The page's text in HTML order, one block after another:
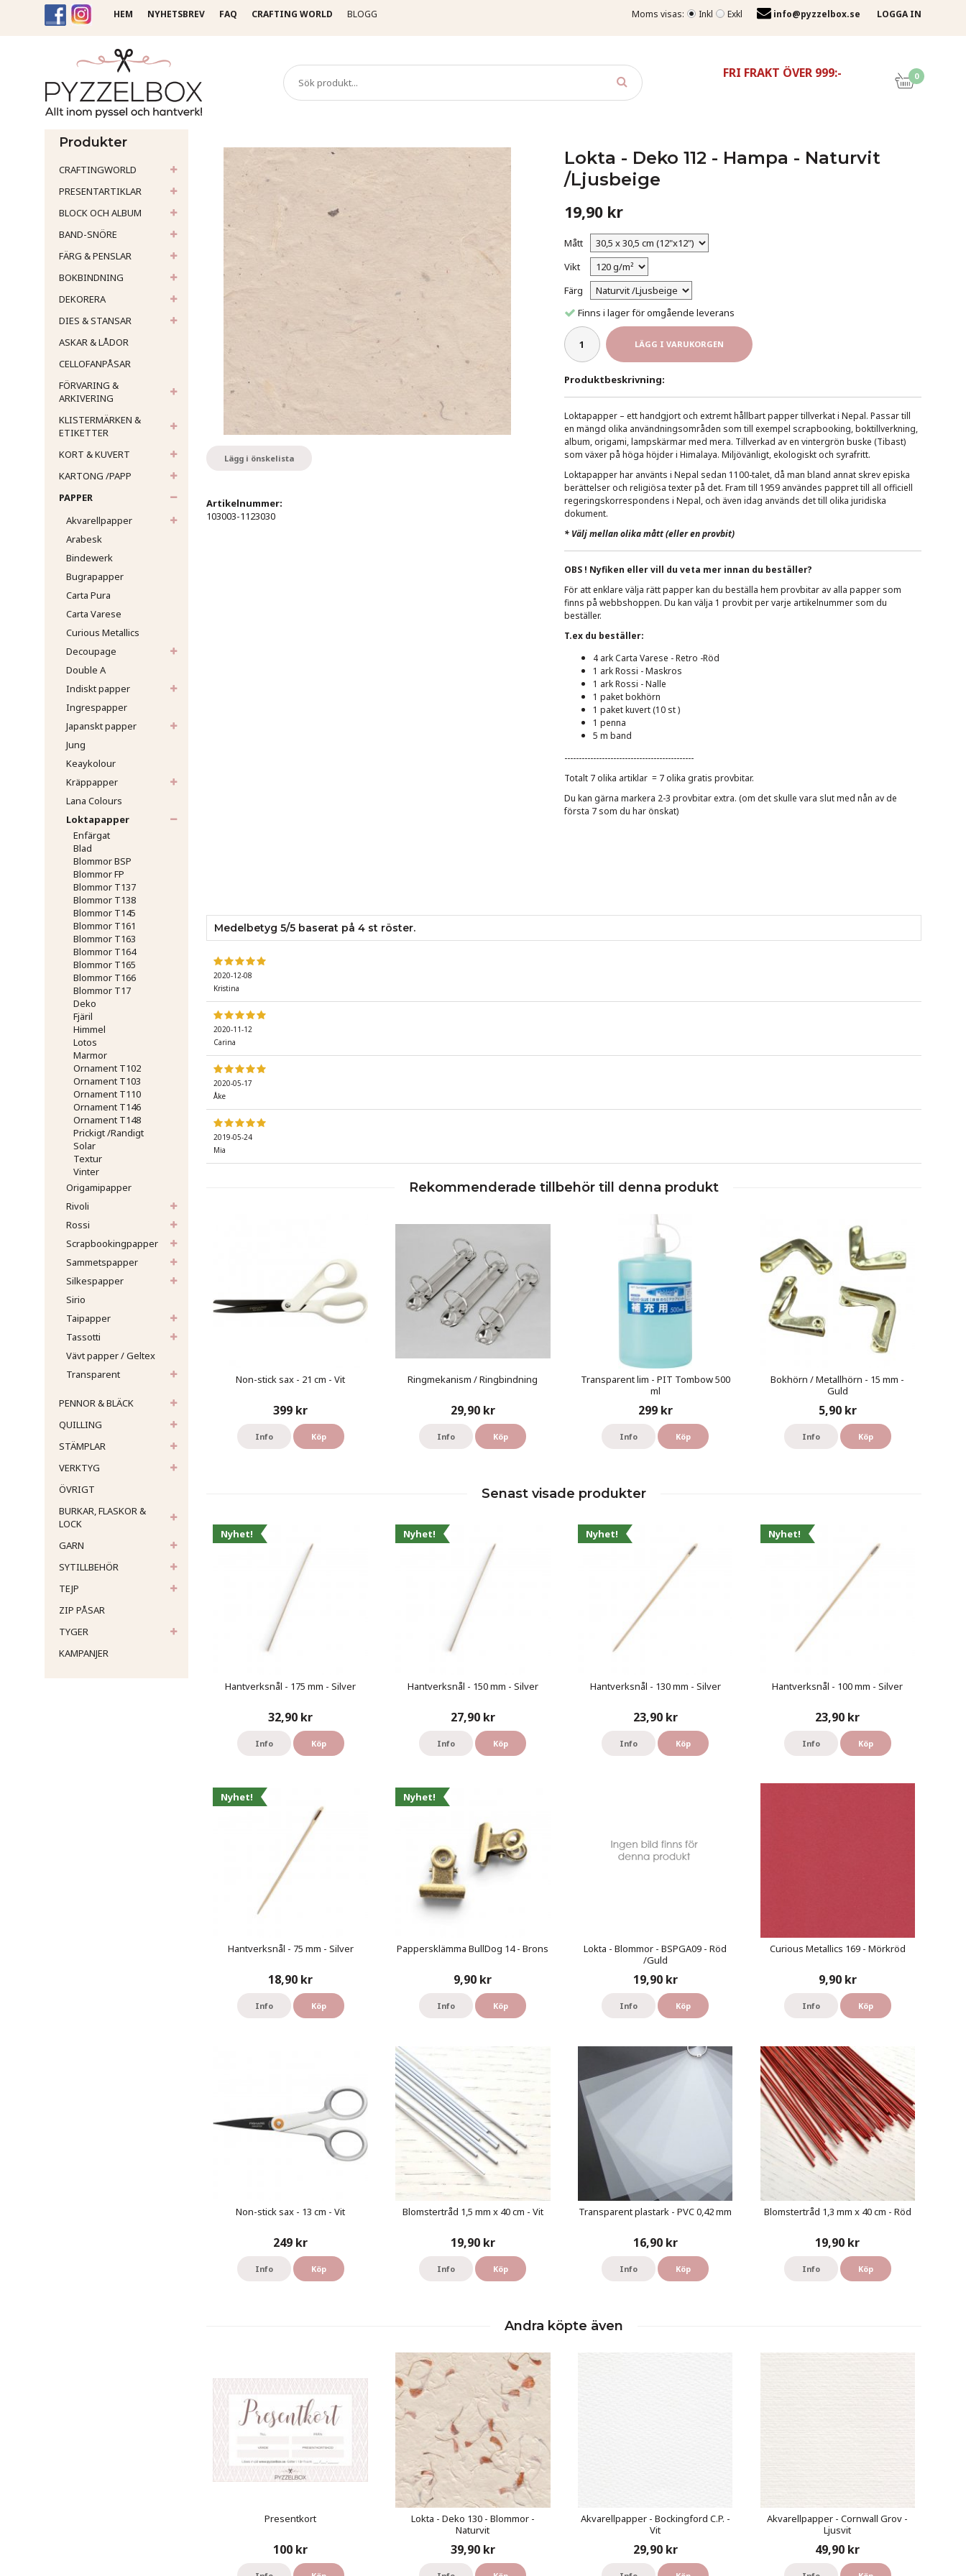
Moms visas: Inkl Exkl info@pyzzelbox.se LOGGA IN
HEM NYHETSBREV FAQ CRAFTING WORLD BLOGG
FRI FRAKT ÖVER 999:- 0
Produkter
CRAFTINGWORLD
PRESENTARTIKLAR
BLOCK OCH ALBUM
BAND-SNÖRE
FÄRG & PENSLAR
BOKBINDNING
DEKORERA
DIES & STANSAR
ASKAR & LÅDOR
CELLOFANPÅSAR
FÖRVARING &
ARKIVERING
KLISTERMÄRKEN &
ETIKETTER
KORT & KUVERT
KARTONG /PAPP
PAPPER
Akvarellpapper
Arabesk
Bindewerk
Bugrapapper
Carta Pura
Carta Varese
Curious Metallics
Decoupage
Double A
Indiskt papper
Ingrespapper
Japanskt papper
Jung
Keaykolour
Kräppapper
Lana Colours
Loktapapper
Enfärgat
Blad
Blommor BSP
Blommor FP
Blommor T137
Blommor T138
Blommor T145
Blommor T161
Blommor T163
Blommor T164
Blommor T165
Blommor T166
Blommor T17
Deko
Fjäril
Himmel
Lotos
Marmor
Ornament T102
Ornament T103
Ornament T110
Ornament T146
Ornament T148
Prickigt /Randigt
Solar
Textur
Vinter
Origamipapper
Rivoli
Rossi
Scrapbookingpapper
Sammetspapper
Silkespapper
Sirio
Taipapper
Tassotti
Vävt papper / Geltex
Transparent
PENNOR & BLÄCK
QUILLING
STÄMPLAR
VERKTYG
ÖVRIGT
BURKAR, FLASKOR &
LOCK
GARN
SYTILLBEHÖR
TEJP
ZIP PÅSAR
TYGER
KAMPANJER
Lokta - Deko 112 - Hampa - Naturvit
/Ljusbeige
19,90 kr
Mått
Vikt
Färg
Finns i lager för omgående leverans
LÄGG I VARUKORGEN
Produktbeskrivning:
Loktapapper – ett handgjort och extremt hållbart papper tillverkat i Nepal. Passar till
en mängd olika användningsområden som till exempel scrapbooking, boktillverkning,
album, origami, lampskärmar med mera. Tillverkad av en vintergrön buske (Tibast)
som växer på höga höjder i Himalaya. Miljövänligt, ekologiskt och syrafritt.
Loktapapper har använts i Nepal sedan 1100-talet, då man bland annat skrev episka
berättelser och religiösa texter på det. Fram till 1959 användes pappret till all officiell
regeringskorrespondens i Nepal, och även idag används det till olika juridiska
dokument.
* Välj mellan olika mått (eller en provbit)
OBS ! Nyfiken eller vill du veta mer innan du beställer?
För att enklare välja rätt papper kan du beställa hem provbitar av alla papper som
finns på webbshoppen. Du kan välja 1 provbit per varje artikelnummer som du
beställer.
T.ex du beställer:
4 ark Carta Varese - Retro -Röd
1 ark Rossi - Maskros
1 ark Rossi - Nalle
1 paket bokhörn
1 paket kuvert (10 st )
1 penna
5 m band
---------------------------------------------
Totalt 7 olika artiklar = 7 olika gratis provbitar.
Du kan gärna markera 2-3 provbitar extra. (om det skulle vara slut med nån av de
första 7 som du har önskat)
Lägg i önskelista
Artikelnummer:
103003-1123030
Medelbetyg 5/5 baserat på 4 st röster.
2020-12-08
Kristina
2020-11-12
Carina
2020-05-17
Åke
2019-05-24
Mia
Rekommenderade tillbehör till denna produkt
Non-stick sax - 21 cm - Vit
399 kr
Info Köp
Ringmekanism / Ringbindning
29,90 kr
Info Köp
Transparent lim - PIT Tombow 500
ml
299 kr
Info Köp
Bokhörn / Metallhörn - 15 mm -
Guld
5,90 kr
Info Köp
Senast visade produkter
Nyhet!
Hantverksnål - 175 mm - Silver
32,90 kr
Info Köp
Nyhet!
Hantverksnål - 150 mm - Silver
27,90 kr
Info Köp
Nyhet!
Hantverksnål - 130 mm - Silver
23,90 kr
Info Köp
Nyhet!
Hantverksnål - 100 mm - Silver
23,90 kr
Info Köp
Nyhet!
Hantverksnål - 75 mm - Silver
18,90 kr
Info Köp
Nyhet!
Pappersklämma BullDog 14 - Brons
9,90 kr
Info Köp
Lokta - Blommor - BSPGA09 - Röd
/Guld
19,90 kr
Info Köp
Curious Metallics 169 - Mörkröd
9,90 kr
Info Köp
Non-stick sax - 13 cm - Vit
249 kr
Info Köp
Blomstertråd 1,5 mm x 40 cm - Vit
19,90 kr
Info Köp
Transparent plastark - PVC 0,42 mm
16,90 kr
Info Köp
Blomstertråd 1,3 mm x 40 cm - Röd
19,90 kr
Info Köp
Andra köpte även
Presentkort
100 kr
Lokta - Deko 130 - Blommor -
Naturvit
39,90 kr
Akvarellpapper - Bockingford C.P. -
Vit
29,90 kr
Akvarellpapper - Cornwall Grov -
Ljusvit
49,90 kr